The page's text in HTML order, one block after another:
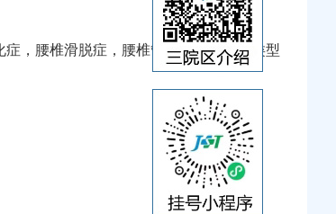
，腰椎滑脱症，腰椎管狭窄症，多种类型